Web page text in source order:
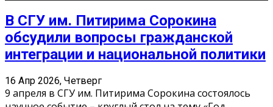
В СГУ им. Питирима Сорокина
обсудили вопросы гражданской
интеграции и национальной политики
16 Апр 2026, Четверг
9 апреля в СГУ им. Питирима Сорокина состоялось